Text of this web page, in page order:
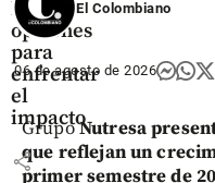
las
opciones
para
enfrentar
el
impacto
share
El Colombiano
06 de agosto de 2026
GrupoNutresa
que reflejan un
primer semestre de